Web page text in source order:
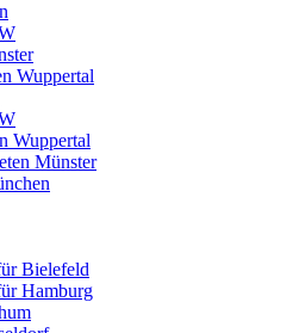
Wuppertal
Wuppertal
Münster
Bielefeld
Hamburg